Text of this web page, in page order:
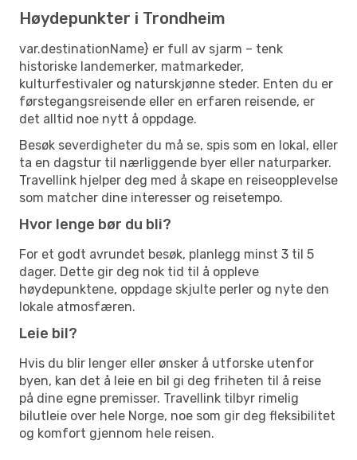
Høydepunkter i Trondheim
var.destinationName} er full av sjarm – tenk
historiske landemerker, matmarkeder,
kulturfestivaler og naturskjønne steder. Enten du er
førstegangsreisende eller en erfaren reisende, er
det alltid noe nytt å oppdage.
Besøk severdigheter du må se, spis som en lokal, eller
ta en dagstur til nærliggende byer eller naturparker.
Travellink hjelper deg med å skape en reiseopplevelse
som matcher dine interesser og reisetempo.
Hvor lenge bør du bli?
For et godt avrundet besøk, planlegg minst 3 til 5
dager. Dette gir deg nok tid til å oppleve
høydepunktene, oppdage skjulte perler og nyte den
lokale atmosfæren.
Leie bil?
Hvis du blir lenger eller ønsker å utforske utenfor
byen, kan det å leie en bil gi deg friheten til å reise
på dine egne premisser. Travellink tilbyr rimelig
bilutleie over hele Norge, noe som gir deg fleksibilitet
og komfort gjennom hele reisen.